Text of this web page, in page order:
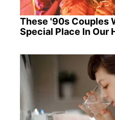
These '90s Couples
Special Place In Our